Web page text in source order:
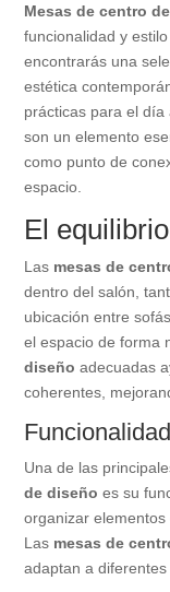
Mesas de centro
funcionalidad y
encontrarás una
estética
prácticas para el día
son un elemento
como punto de
espacio.
El
Las mesas de
dentro del salón,
ubicación entre
el espacio de forma
diseño adecuadas
coherentes,
Una de las
de diseño es su
organizar elementos
Las mesas de
adaptan a